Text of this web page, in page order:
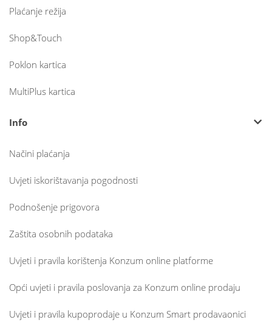
Plaćanje režija
Shop&Touch
Poklon kartica
MultiPlus kartica
Info
Načini plaćanja
Uvjeti iskorištavanja pogodnosti
Podnošenje prigovora
Zaštita osobnih podataka
Uvjeti i pravila korištenja Konzum online platforme
Opći uvjeti i pravila poslovanja za Konzum online prodaju
Uvjeti i pravila kupoprodaje u Konzum Smart prodavaonici